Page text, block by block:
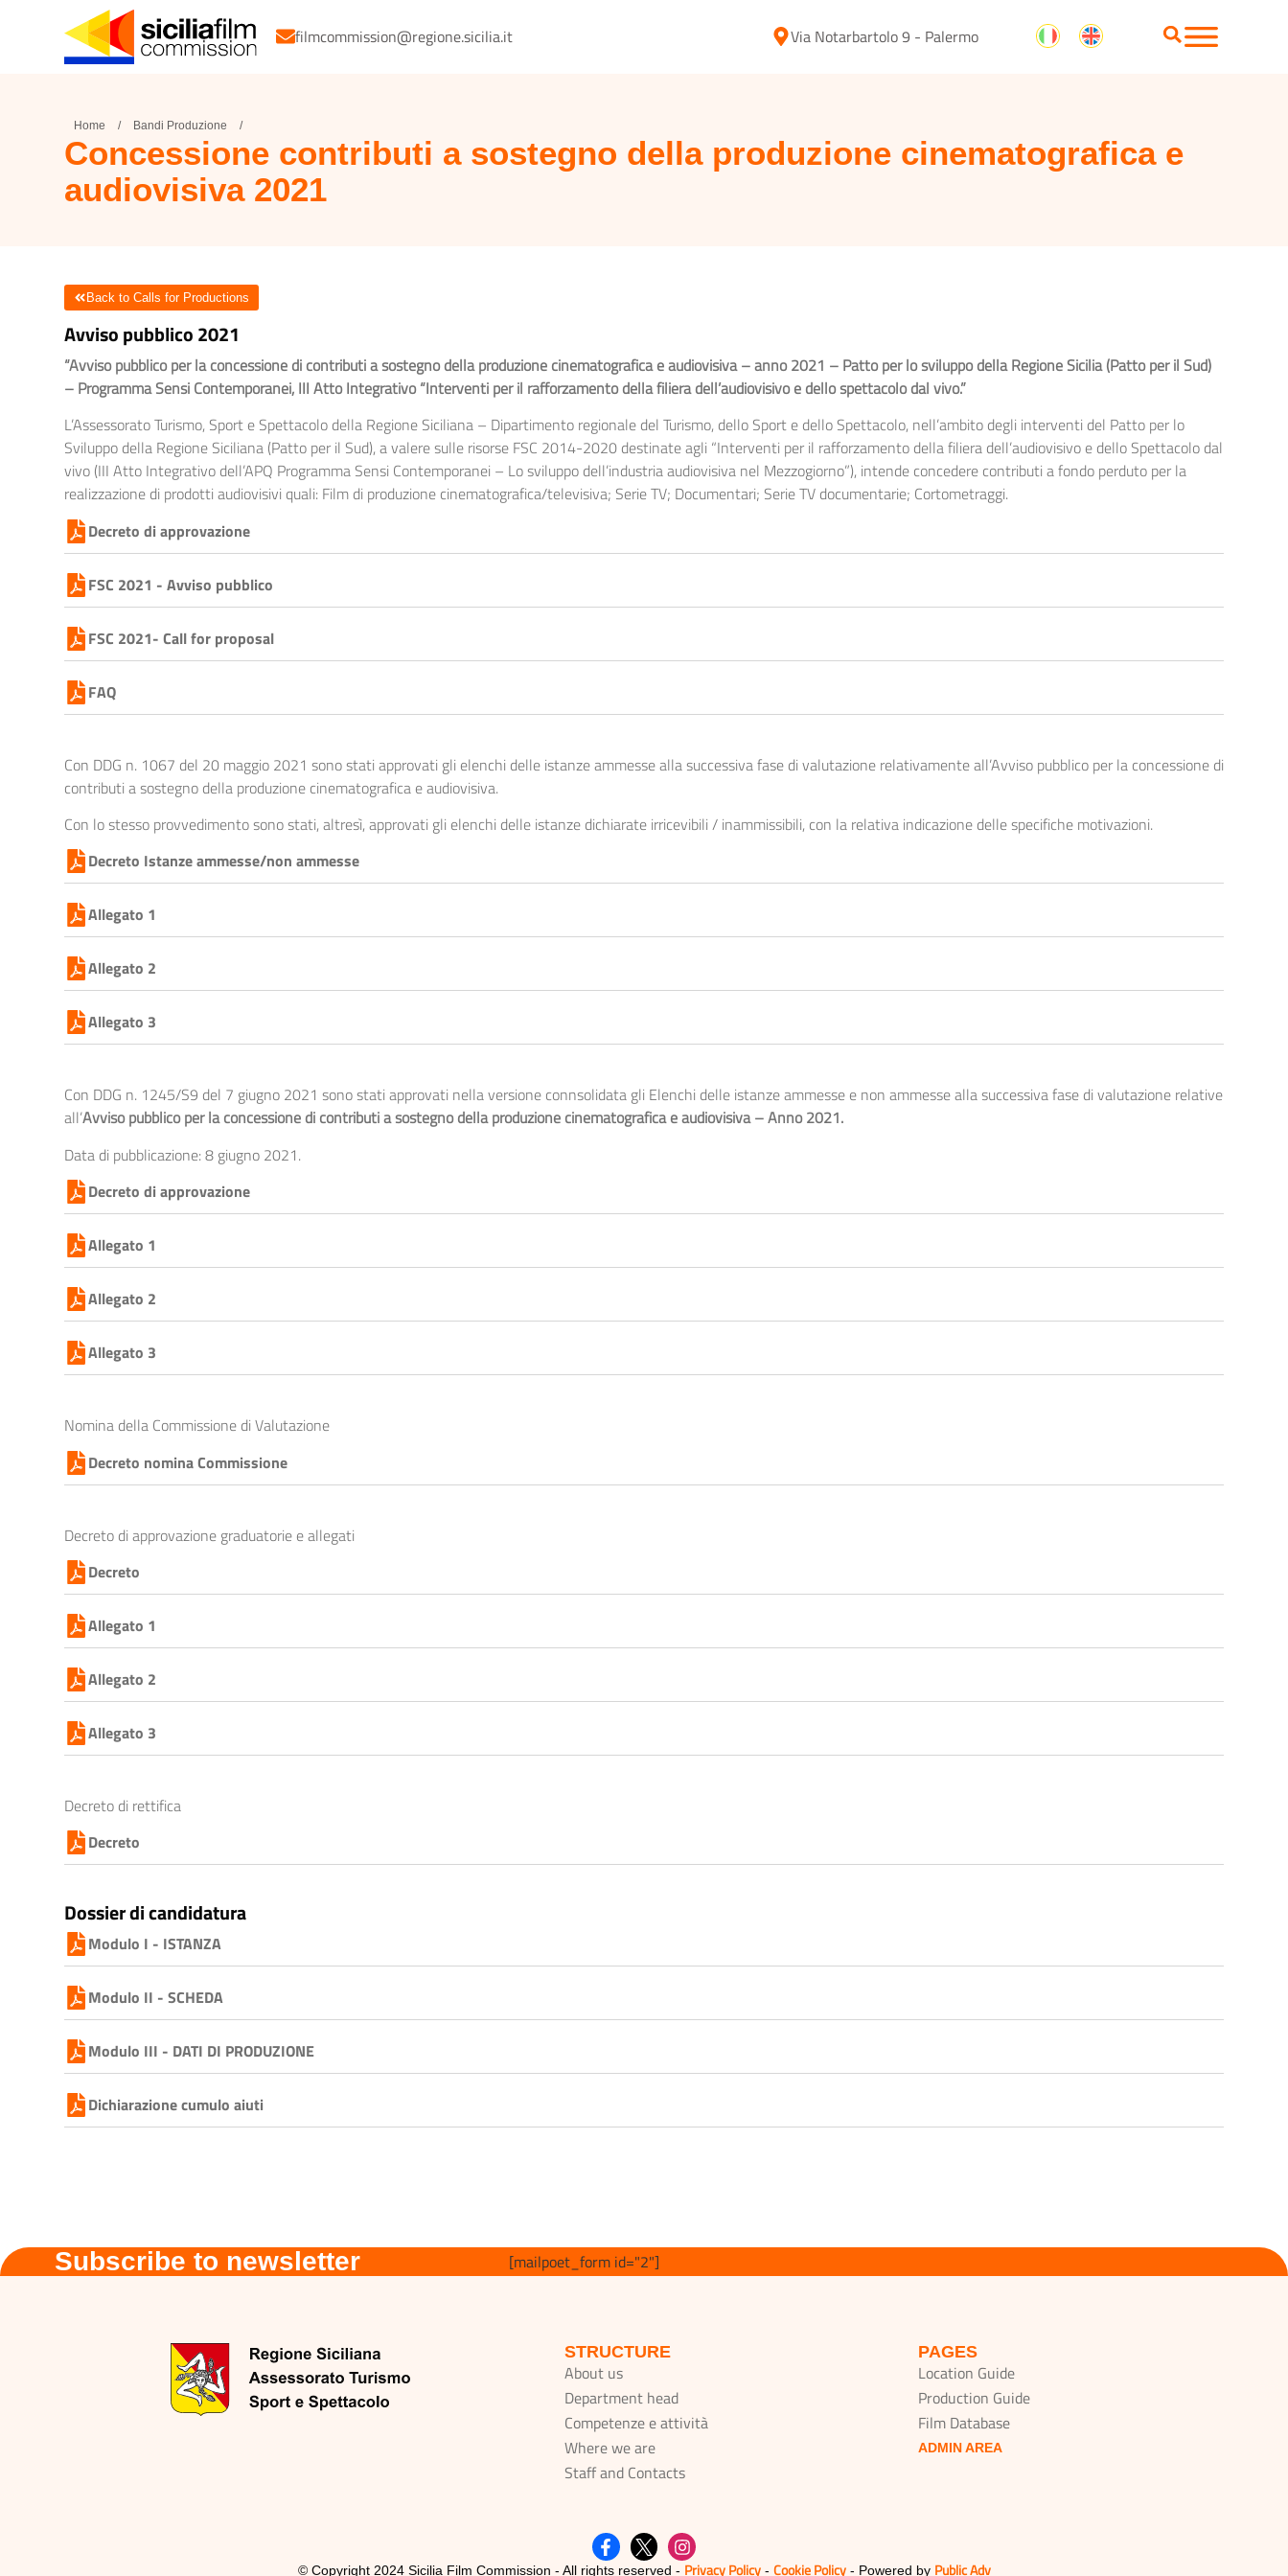
filmcommission@regione.sicilia.it Via Notarbartolo 9 - Palermo
Home / Bandi Produzione /
Concessione contributi a sostegno della produzione cinematografica e
audiovisiva 2021
Back to Calls for Productions
Avviso pubblico 2021
“Avviso pubblico per la concessione di contributi a sostegno della produzione cinematografica e audiovisiva – anno 2021 – Patto per lo sviluppo della Regione Sicilia (Patto per il Sud)
– Programma Sensi Contemporanei, III Atto Integrativo “Interventi per il rafforzamento della filiera dell’audiovisivo e dello spettacolo dal vivo.”
L’Assessorato Turismo, Sport e Spettacolo della Regione Siciliana – Dipartimento regionale del Turismo, dello Sport e dello Spettacolo, nell’ambito degli interventi del Patto per lo
Sviluppo della Regione Siciliana (Patto per il Sud), a valere sulle risorse FSC 2014-2020 destinate agli “Interventi per il rafforzamento della filiera dell’audiovisivo e dello Spettacolo dal
vivo (III Atto Integrativo dell’APQ Programma Sensi Contemporanei – Lo sviluppo dell’industria audiovisiva nel Mezzogiorno”), intende concedere contributi a fondo perduto per la
realizzazione di prodotti audiovisivi quali: Film di produzione cinematografica/televisiva; Serie TV; Documentari; Serie TV documentarie; Cortometraggi.
Decreto di approvazione
FSC 2021 - Avviso pubblico
FSC 2021- Call for proposal
FAQ
Con DDG n. 1067 del 20 maggio 2021 sono stati approvati gli elenchi delle istanze ammesse alla successiva fase di valutazione relativamente all’Avviso pubblico per la concessione di
contributi a sostegno della produzione cinematografica e audiovisiva.
Con lo stesso provvedimento sono stati, altresì, approvati gli elenchi delle istanze dichiarate irricevibili / inammissibili, con la relativa indicazione delle specifiche motivazioni.
Decreto Istanze ammesse/non ammesse
Allegato 1
Allegato 2
Allegato 3
Con DDG n. 1245/S9 del 7 giugno 2021 sono stati approvati nella versione connsolidata gli Elenchi delle istanze ammesse e non ammesse alla successiva fase di valutazione relative
all’Avviso pubblico per la concessione di contributi a sostegno della produzione cinematografica e audiovisiva – Anno 2021.
Data di pubblicazione: 8 giugno 2021.
Decreto di approvazione
Allegato 1
Allegato 2
Allegato 3
Nomina della Commissione di Valutazione
Decreto nomina Commissione
Decreto di approvazione graduatorie e allegati
Decreto
Allegato 1
Allegato 2
Allegato 3
Decreto di rettifica
Decreto
Dossier di candidatura
Modulo I - ISTANZA
Modulo II - SCHEDA
Modulo III - DATI DI PRODUZIONE
Dichiarazione cumulo aiuti
Subscribe to newsletter [mailpoet_form id="2"]
STRUCTURE
About us
Department head
Competenze e attività
Where we are
Staff and Contacts
PAGES
Location Guide
Production Guide
Film Database
ADMIN AREA
© Copyright 2024 Sicilia Film Commission - All rights reserved - Privacy Policy- Cookie Policy- Powered by Public Adv